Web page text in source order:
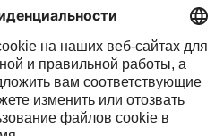
во всем мире
Ottobock